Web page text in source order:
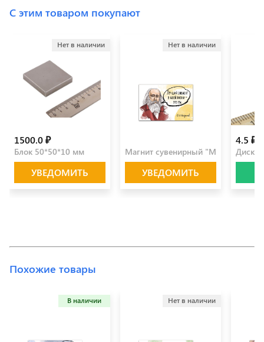
С этим товаром покупают
Нет в наличии
1500.0 ₽
Блок 50*50*10 мм
УВЕДОМИТЬ
Нет в наличии
Магнит сувенирный "Менделеев"
УВЕДОМИТЬ
4.5 ₽
Диск
Похожие товары
В наличии Нет в наличии